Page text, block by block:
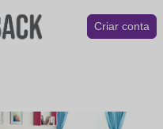
Criar conta